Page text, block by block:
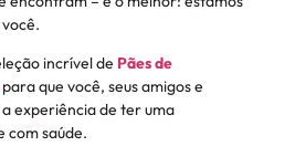
incrível de Pães de
para que você, seus amigos e
experiência de ter uma
com saúde.